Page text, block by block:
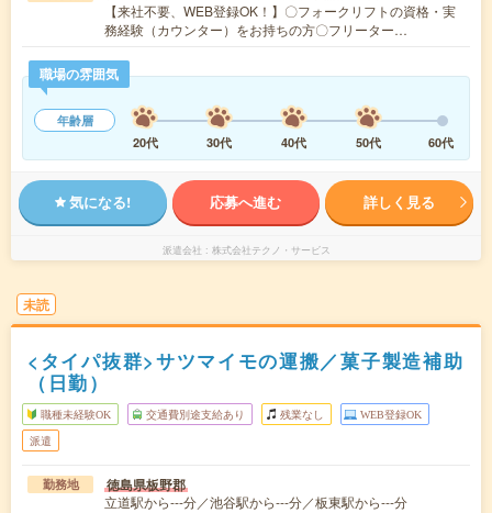
【来社不要、WEB登録OK！】〇フォークリフトの資格・実
務経験（カウンター）をお持ちの方〇フリーター…
職場の雰囲気
年齢層
20代
30代 40代 50代 60代
気になる! 応募へ進む 詳しく見る
派遣会社 株式会社テクノ・サービス
未読
<タイパ抜群>サツマイモの運搬／菓子製造補助
（日勤）
職種未経験OK 交通費別途支給あり 残業なし WEB登録OK
派遣
勤務地 徳島県板野郡
立道駅から---分／池谷駅から---分／板東駅から---分